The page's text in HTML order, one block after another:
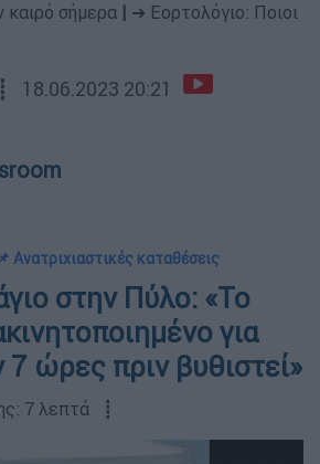
καιρό σήμερα
➔ Εορτολόγιο: Ποιοι
18.06.2023 20:21
Ανατριχιαστικές καταθέσεις
στην Πύλο: «Το
για
7 ώρες πριν βυθιστεί»
7 λεπτά ┋